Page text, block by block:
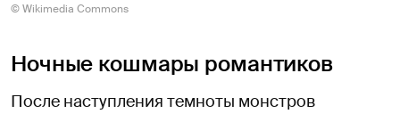
© Wikimedia Commons
Ночные кошмары романтиков
После наступления темноты монстров